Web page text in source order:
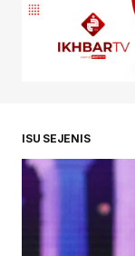
ISU SEJENIS